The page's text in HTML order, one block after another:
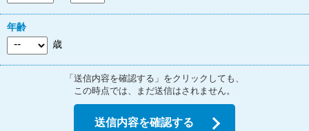
年齢
歳
「送信内容を確認する」をクリックしても、
この時点では、まだ送信はされません。
送信内容を確認する